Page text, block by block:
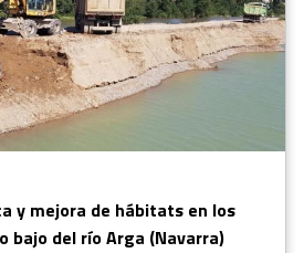
y mejora de hábitats en los
bajo del río Arga (Navarra)